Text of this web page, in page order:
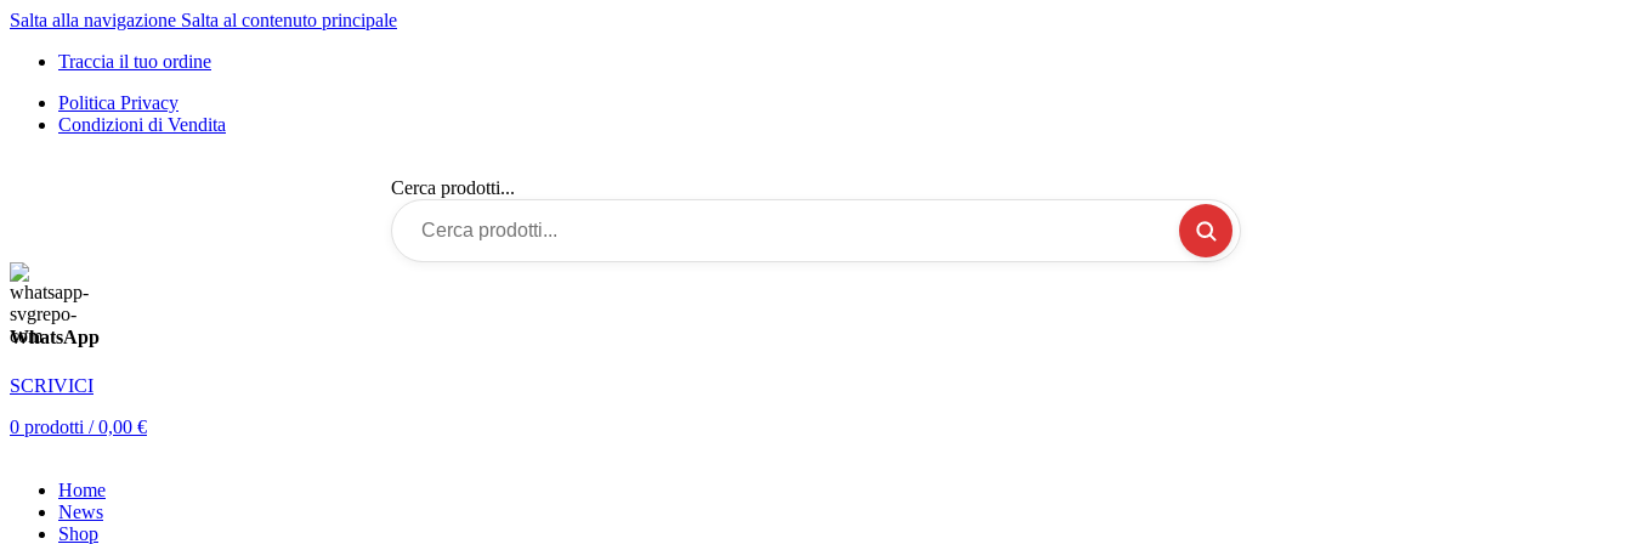
Salta alla navigazione Salta al contenuto principale
Traccia il tuo ordine
Politica Privacy
Condizioni di Vendita
Cerca prodotti...
WhatsApp
SCRIVICI
0 prodotti / 0,00 €
Home
News
Shop